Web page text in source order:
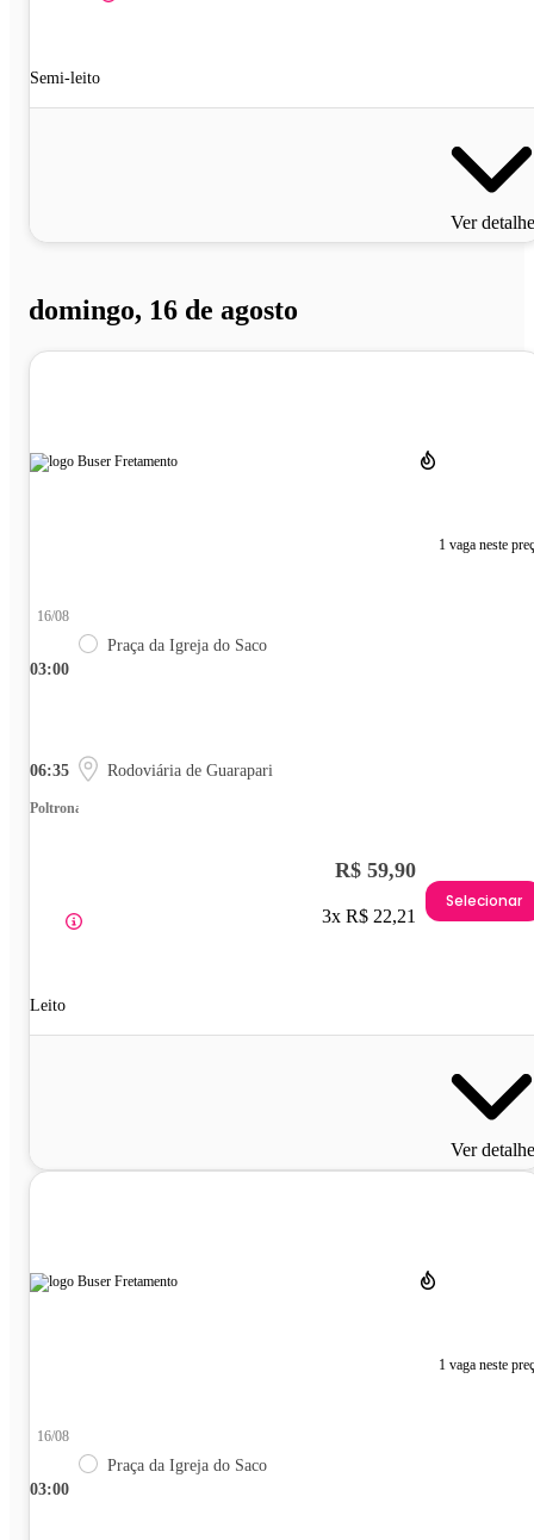
Semi-leito
Ver
domingo, 16 de agosto
1 vaga neste
03:00
16/08
Praça da Igreja do Saco
06:35 Rodoviária de Guarapari
Poltrona
Leito
R$ 59,90
3x R$ 22,21
Selecionar
Ver
1 vaga neste
03:00
16/08
Praça da Igreja do Saco